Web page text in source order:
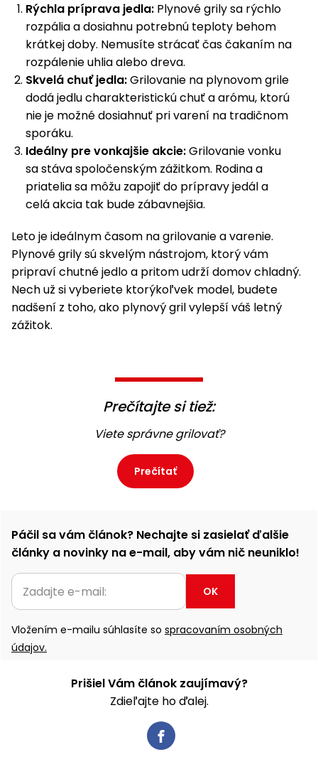
Rýchla príprava jedla: Plynové grily sa rýchlo
rozpália a dosiahnu potrebnú teploty behom
krátkej doby. Nemusíte strácať čas čakaním na
rozpálenie uhlia alebo dreva.
Skvelá chuť jedla:Grilovanie na plynovom grile
dodá jedlu charakteristickú chuť a arómu, ktorú
nie je možné dosiahnuť pri varení na tradičnom
sporáku.
Ideálny pre vonkajšie akcie:Grilovanie vonku
sa stáva spoločenským zážitkom. Rodina a
priatelia sa môžu zapojiť do prípravy jedál a
celá akcia tak bude zábavnejšia.
Leto je ideálnym časom na grilovanie a varenie.
Plynové grily sú skvelým nástrojom, ktorý vám
pripraví chutné jedlo a pritom udrží domov chladný.
Nech už si vyberiete ktorýkoľvek model, budete
nadšení z toho, ako plynový gril vylepší váš letný
zážitok.
Prečítajte si tiež:
Viete správne grilovať?
Prečítať
Páčil sa vám článok? Nechajte si zasielať ďalšie
články a novinky na e-mail, aby vám nič neuniklo!
OK
Vložením e-mailu súhlasíte so spracovaním osobných
údajov.
Prišiel Vám článok zaujímavý?
Zdieľajte ho ďalej.